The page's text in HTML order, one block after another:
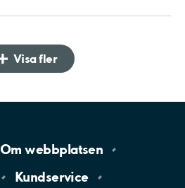
Visa fler
Omwebbplatsen
Kundservice